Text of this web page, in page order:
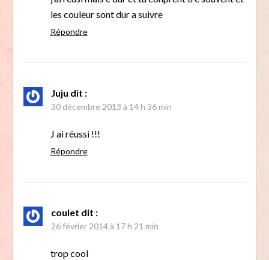
les couleur sont dur a suivre
Répondre
Juju dit :
30 décembre 2013 à 14 h 36 min
J ai réussi !!!
Répondre
coulet dit :
26 février 2014 à 17 h 21 min
trop cool